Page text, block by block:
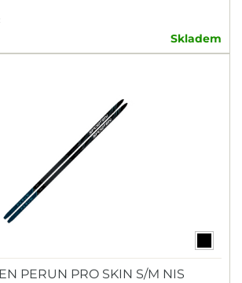
Skladem
PERUN PRO SKIN S/M NIS